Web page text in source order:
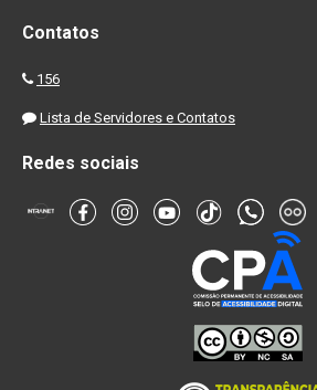
Contatos
156
Lista de Servidores e Contatos
Redes sociais